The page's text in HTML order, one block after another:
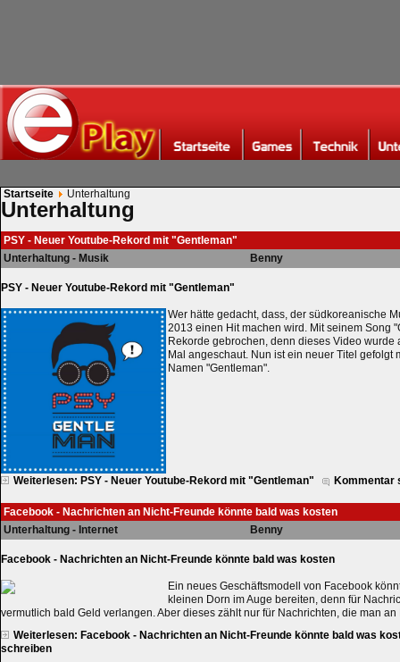
Startseite Unterhaltung
Unterhaltung
PSY - Neuer Youtube-Rekord mit "Gentleman"
Unterhaltung - Musik
Benny
PSY - Neuer Youtube-Rekord mit "Gentleman"
Wer hätte gedacht, dass, der südkoreanische
2013 einen Hit machen wird. Mit seinem Song
Rekorde gebrochen, denn dieses Video wurde
Mal angeschaut. Nun ist ein neuer Titel gefolgt
Namen "Gentleman".
Weiterlesen: PSY - Neuer Youtube-Rekord mit "Gentleman" Kommentar
Facebook - Nachrichten an Nicht-Freunde könnte bald was kosten
Unterhaltung - Internet
Benny
Facebook - Nachrichten an Nicht-Freunde könnte bald was kosten
Ein neues Geschäftsmodell von Facebook
kleinen Dorn im Auge bereiten, denn für
vermutlich bald Geld verlangen. Aber dieses zählt nur für Nachrichten, die man
Weiterlesen: Facebook - Nachrichten an Nicht-Freunde könnte bald was
schreiben